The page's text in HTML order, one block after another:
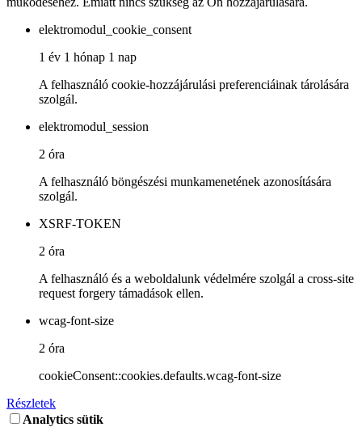
elektromodul_cookie_consent
1 év 1 hónap 1 nap
A felhasználó cookie-hozzájárulási preferenciáinak tárolására
szolgál.
elektromodul_session
2 óra
A felhasználó böngészési munkamenetének azonosítására
szolgál.
XSRF-TOKEN
2 óra
A felhasználó és a weboldalunk védelmére szolgál a cross-site
request forgery támadások ellen.
wcag-font-size
2 óra
cookieConsent::cookies.defaults.wcag-font-size
Részletek
Analytics sütik